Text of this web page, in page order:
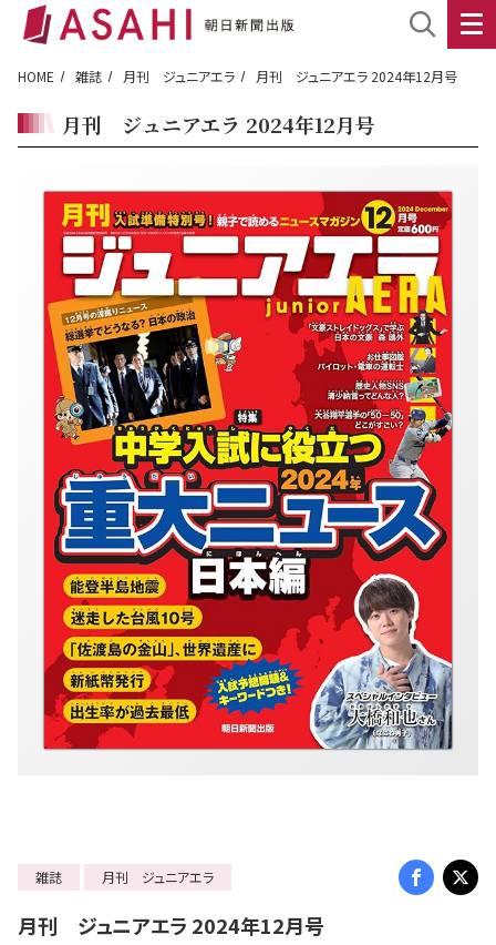
HOME 雑誌 月刊 ジュニアエラ 月刊 ジュニアエラ 2024年12月号
月刊 ジュニアエラ 2024年12月号
雑誌 月刊 ジュニアエラ
月刊 ジュニアエラ 2024年12月号